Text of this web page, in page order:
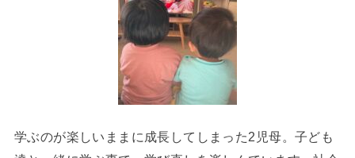
学ぶのが楽しいままに成長してしまった2児母。子ども